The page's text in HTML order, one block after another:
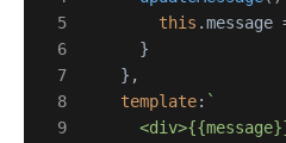
this .message
      }
    },
template: `